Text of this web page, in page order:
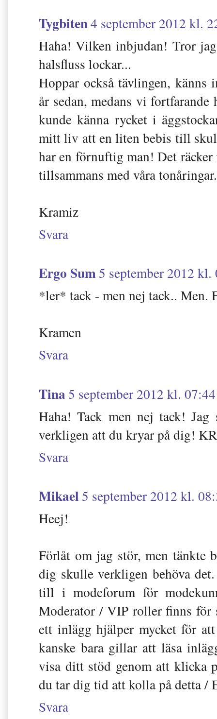
Tygbiten4 september 2012 kl.
Haha! Vilken inbjudan! Tror
halsfluss lockar...
Hoppar också tävlingen, känns
år sedan, medans vi
kunde känna rycket i
mitt liv att en liten bebis till
har en förnuftig man! Det
tillsammans med våra tonåringar.
Kramiz
Svara
Ergo Sum5 september 2012 kl.
*ler* tack - men nej tack.. Men.
Kramen
Svara
Tina5 september 2012 kl. 07:44
Haha! Tack men nej tack! Jag
verkligen att du kryar på dig!
Svara
Mikael 5 september 2012 kl.
Heej!
Förlåt om jag stör, men tänkte
dig skulle verkligen behöva
till i modeforum för
Moderator / VIP roller finns för
ett inlägg hjälper mycket för
kanske bara gillar att läsa
visa ditt stöd genom att klicka
du tar dig tid att kolla på detta /
Svara